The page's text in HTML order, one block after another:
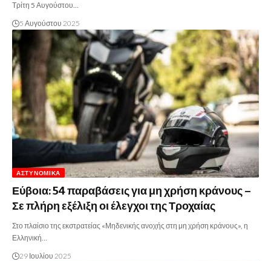
Τρίτη 5 Αυγούστου…
5 Αυγούστου 2025
ΑΣΤΥΝΟΜΙΚΆ
Εύβοια: 54 παραβάσεις για μη χρήση κράνους –
Σε πλήρη εξέλιξη οι έλεγχοι της Τροχαίας
Στο πλαίσιο της εκστρατείας «Μηδενικής ανοχής στη μη χρήση κράνους», η
Ελληνική…
29 Ιουλίου 2025